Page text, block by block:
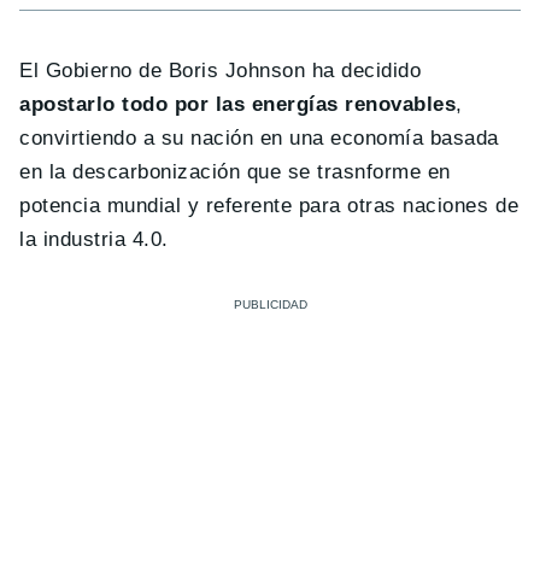
El Gobierno de Boris Johnson ha decidido
apostarlo todo por las energías renovables,
convirtiendo a su nación en una economía basada
en la descarbonización que se trasnforme en
potencia mundial y referente para otras naciones de
la industria 4.0.